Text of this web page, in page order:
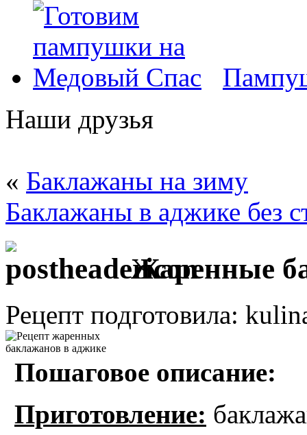
Наши друзья
« Баклажаны на зиму
Баклажаны в аджике без
Жаренные
Рецепт подготовила:
Пошаговое описание:
Приготовление: